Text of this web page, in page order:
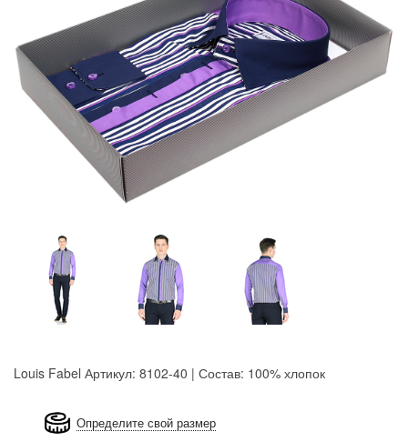
Louis Fabel Артикул: 8102-40 | Состав: 100% хлопок
Определите свой размер